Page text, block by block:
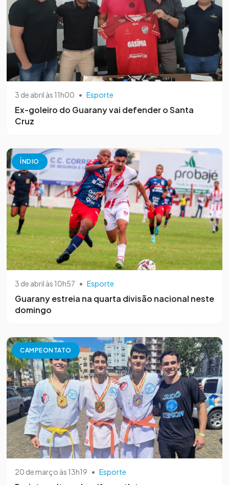
3 de abril às 11h00 • Esporte
Ex-goleiro do Guarany vai defender o Santa
Cruz
ÍNDIO
3 de abril às 10h57 • Esporte
Guarany estreia na quarta divisão nacional neste
domingo
CAMPEONTATO
20 de março às 13h19 • Esporte